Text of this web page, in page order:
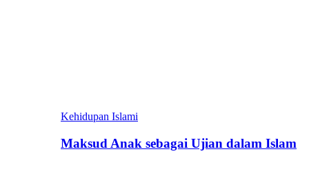
Kehidupan Islami
Maksud Anak sebagai Ujian dalam Islam